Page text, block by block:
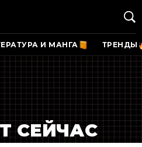
И МАНГА ТРЕНДЫ
СЕЙЧАС